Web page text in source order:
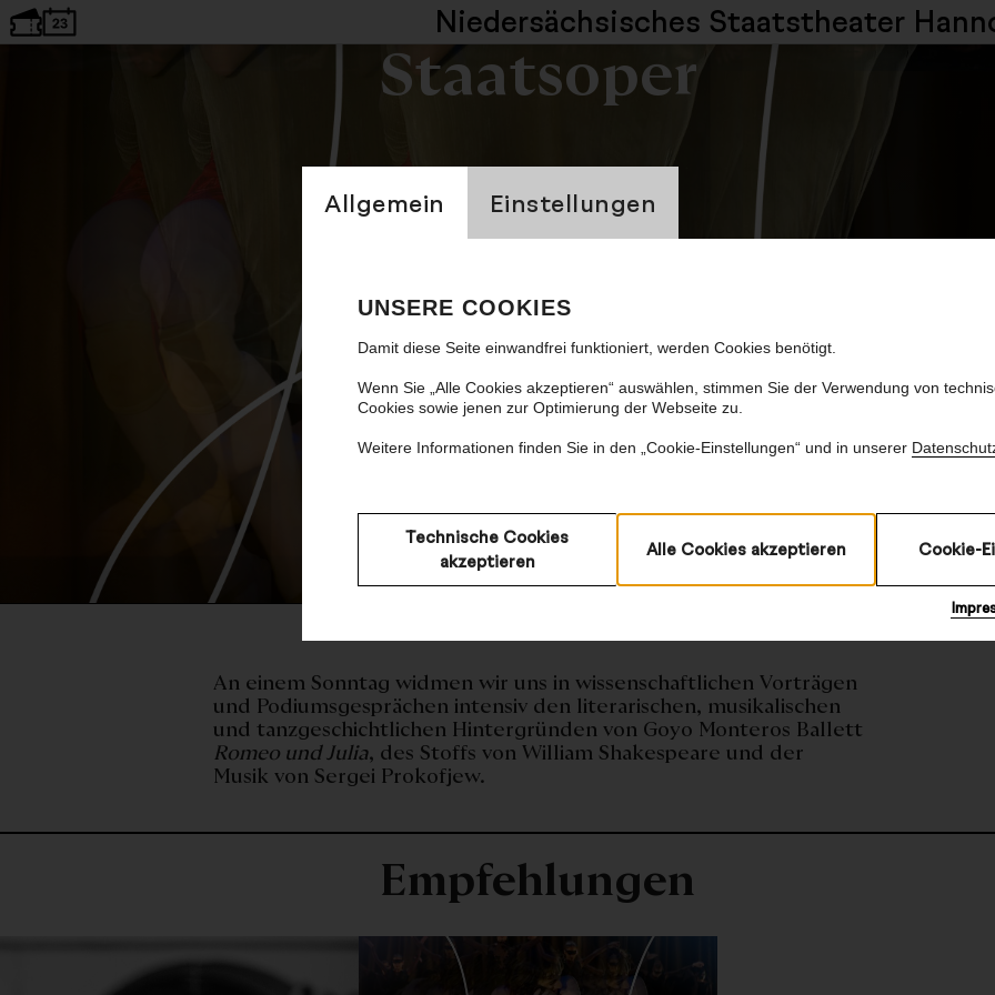
Allgemein Einstellungen
UNSERE COOKIES
Damit diese Seite einwandfrei funktioniert, werden Cookies benötigt.
Wenn Sie „Alle Cookies akzeptieren“ auswählen, stimmen Sie der Verwendung von
Cookies sowie jenen zur Optimierung der Webseite zu.
Weitere Informationen finden Sie in den „Cookie-Einstellungen“ und in unserer
Technische Cookies
akzeptieren
Alle Cookies akzeptieren Cookie-
Niedersächsisches Staatstheater
Staatsoper
©
Symposium: Romeo und Julia im Fokus
An einem Sonntag widmen wir uns in wissenschaftlichen Vorträgen
und Podiumsgesprächen intensiv den literarischen, musikalischen
und tanzgeschichtlichen Hintergründen von Goyo Monteros Ballett
Romeo und Julia, des Stoffs von William Shakespeare und der
Musik von Sergei Prokofjew.
Empfehlungen